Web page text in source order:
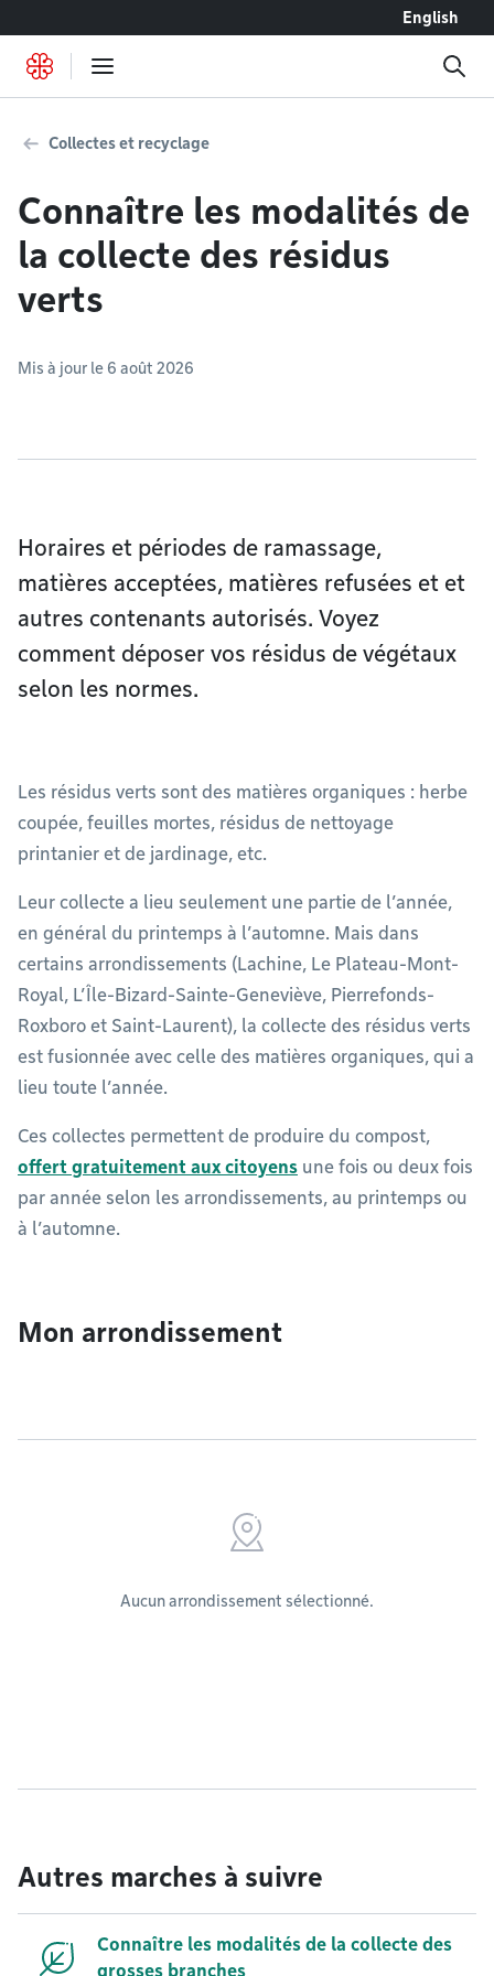
English
Collectes et recyclage
Connaître les modalités de
la collecte des résidus
verts
Mis à jour le 6 août 2026
Horaires et périodes de ramassage,
matières acceptées, matières refusées et et
autres contenants autorisés. Voyez
comment déposer vos résidus de végétaux
selon les normes.
Les résidus verts sont des matières organiques : herbe
coupée, feuilles mortes, résidus de nettoyage
printanier et de jardinage, etc.
Leur collecte a lieu seulement une partie de l’année,
en général du printemps à l’automne. Mais dans
certains arrondissements (Lachine, Le Plateau-Mont-
Royal, L’Île-Bizard-Sainte-Geneviève, Pierrefonds-
Roxboro et Saint-Laurent), la collecte des résidus verts
est fusionnée avec celle des matières organiques, qui a
lieu toute l’année.
Ces collectes permettent de produire du compost,
offert gratuitement aux citoyens une fois ou deux fois
par année selon les arrondissements, au printemps ou
à l’automne.
Mon arrondissement
Aucun arrondissement sélectionné.
Autres marches à suivre
Connaître les modalités de la collecte des
grosses branches